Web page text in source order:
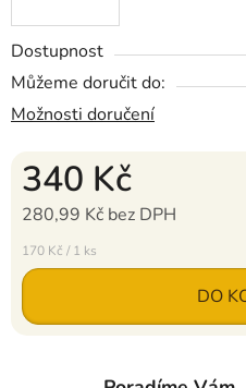
Dostupnost
Můžeme doručit do:
Možnosti doručení
340 Kč
280,99 Kč bez DPH
Měrná cena:
170 Kč / 1 ks
DO